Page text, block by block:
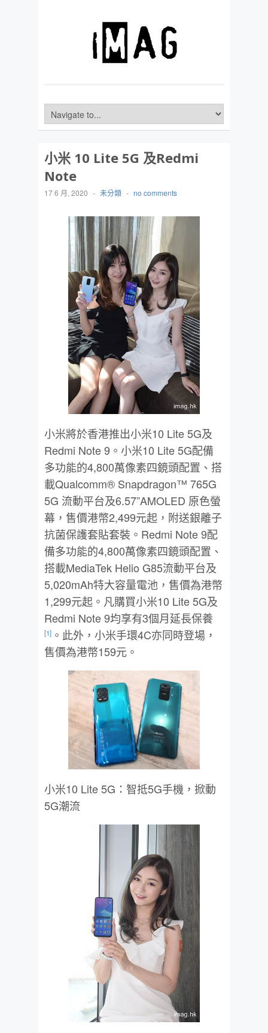
小米 10 Lite 5G 及Redmi
Note
17 6 月, 2020 - 未分類 - no comments
小米將於香港推出小米10 Lite 5G及
Redmi Note 9。小米10 Lite 5G配備
多功能的4,800萬像素四鏡頭配置、搭
載Qualcomm® Snapdragon™ 765G
5G 流動平台及6.57”AMOLED 原色螢
幕，售價港幣2,499元起，附送銀離子
抗菌保護套貼套裝。Redmi Note 9配
備多功能的4,800萬像素四鏡頭配置、
搭載MediaTek Helio G85流動平台及
5,020mAh特大容量電池，售價為港幣
1,299元起。凡購買小米10 Lite 5G及
Redmi Note 9均享有3個月延長保養
[1] 。此外，小米手環4C亦同時登場，
售價為港幣159元。
小米10 Lite 5G：智抵5G手機，掀動
5G潮流